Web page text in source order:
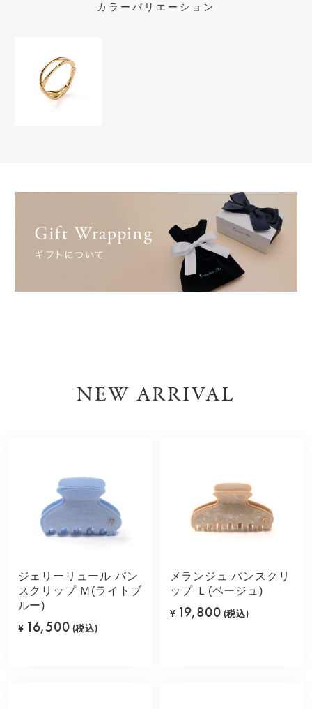
カラーバリエーション
NEW ARRIVAL
ジェリーリュール バン
スクリップ Ｍ(ライトブ
ルー)
¥ 16,500 (税込)
メランジュ バンスクリ
ップ Ｌ(ベージュ)
¥ 19,800 (税込)